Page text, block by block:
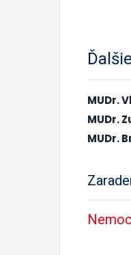
MUDr.
MUDr.
MUDr.